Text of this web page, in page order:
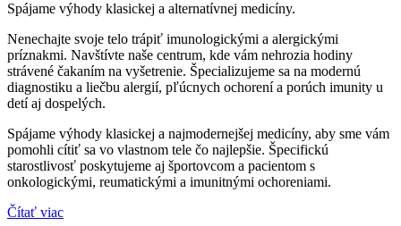
Spájame výhody klasickej a alternatívnej medicíny.
Nenechajte svoje telo trápiť imunologickými a alergickými
príznakmi. Navštívte naše centrum, kde vám nehrozia hodiny
strávené čakaním na vyšetrenie. Špecializujeme sa na modernú
diagnostiku a liečbu alergií, pľúcnych ochorení a porúch imunity u
detí aj dospelých.
Spájame výhody klasickej a najmodernejšej medicíny, aby sme vám
pomohli cítiť sa vo vlastnom tele čo najlepšie. Špecifickú
starostlivosť poskytujeme aj športovcom a pacientom s
onkologickými, reumatickými a imunitnými ochoreniami.
Čítať viac